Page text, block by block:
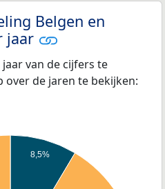
Belgen en
jaar
van de cijfers te
over de jaren te bekijken:
8,5%